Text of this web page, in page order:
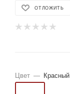
ОТЛОЖИТЬ
Цвет — Красный